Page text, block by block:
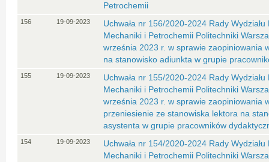
Petrochemii
156 19-09-2023
Uchwała nr 156/2020-2024 Rady
Mechaniki i Petrochemii Politechniki
września 2023 r. w sprawie zaopiniowania
na stanowisko adiunkta w grupie
155 19-09-2023
Uchwała nr 155/2020-2024 Rady
Mechaniki i Petrochemii Politechniki
września 2023 r. w sprawie zaopiniowania
przeniesienie ze stanowiska lektora na
asystenta w grupie pracowników
154 19-09-2023
Uchwała nr 154/2020-2024 Rady
Mechaniki i Petrochemii Politechniki